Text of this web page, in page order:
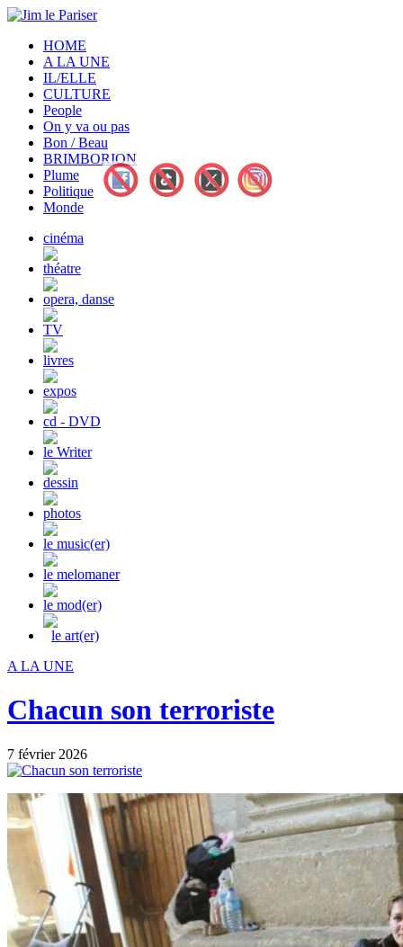
HOME
A LA UNE
IL/ELLE
CULTURE
People
On y va ou pas
Bon / Beau
BRIMBORION
Plume
Politique
Monde
cinéma
théatre
opera, danse
TV
livres
expos
cd - DVD
le Writer
dessin
photos
le music(er)
le melomaner
le mod(er)
le art(er)
A LA UNE
Chacun son terroriste
7 février 2026